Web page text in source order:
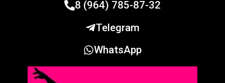
8 (964) 785-87-32
Telegram
WhatsApp